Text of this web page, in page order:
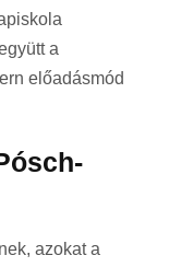
a
előadásmód
azokat a